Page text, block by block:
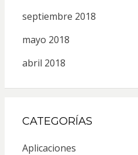
septiembre 2018
mayo 2018
abril 2018
CATEGORÍAS
Aplicaciones